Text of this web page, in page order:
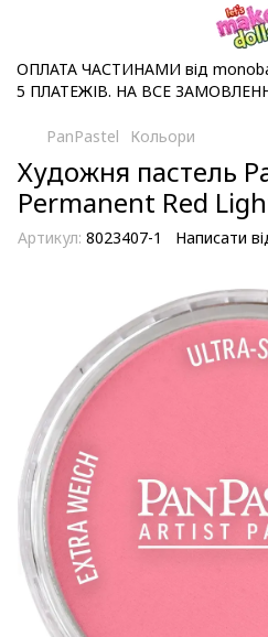
ОПЛАТА ЧАСТИНАМИ від
5 ПЛАТЕЖІВ. НА ВСЕ
PanPastel Кольори
Художня пастель
Permanent Red
Артикул: 8023407-1 Написати